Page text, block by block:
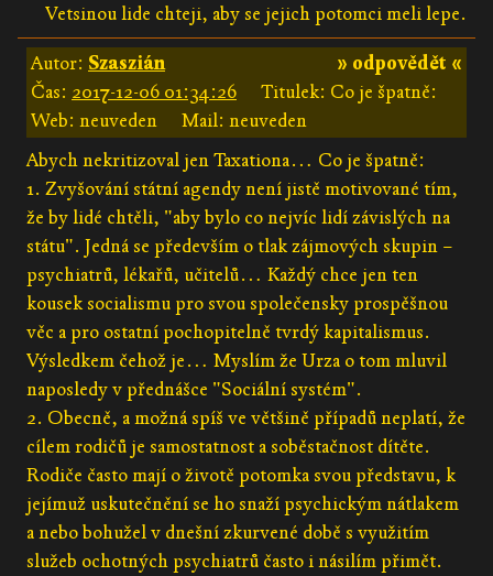
Vetsinou lide chteji, aby se jejich potomci meli lepe.
» odpovědět «
Autor: Szaszián
Čas: 2017-12-06 01:34:26
Titulek: Co je špatně:
Web: neuveden
Mail: neuveden
Abych nekritizoval jen Taxationa… Co je špatně:
1. Zvyšování státní agendy není jistě motivované tím,
že by lidé chtěli, "aby bylo co nejvíc lidí závislých na
státu". Jedná se především o tlak zájmových skupin –
psychiatrů, lékařů, učitelů… Každý chce jen ten
kousek socialismu pro svou společensky prospěšnou
věc a pro ostatní pochopitelně tvrdý kapitalismus.
Výsledkem čehož je… Myslím že Urza o tom mluvil
naposledy v přednášce "Sociální systém".
2. Obecně, a možná spíš ve většině případů neplatí, že
cílem rodičů je samostatnost a soběstačnost dítěte.
Rodiče často mají o životě potomka svou představu, k
jejímuž uskutečnění se ho snaží psychickým nátlakem
a nebo bohužel v dnešní zkurvené době s využitím
služeb ochotných psychiatrů často i násilím přimět.